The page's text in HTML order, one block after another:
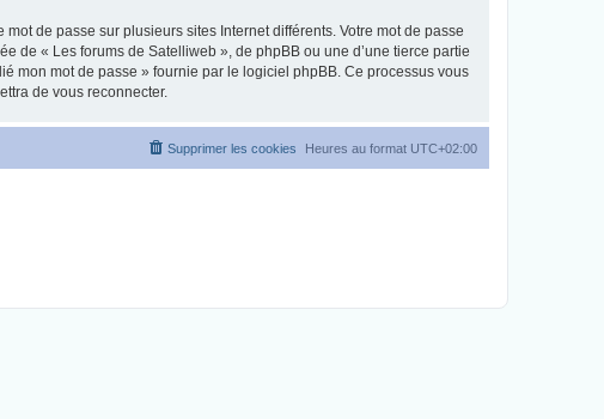
de passe sur plusieurs sites Internet différents. Votre mot de passe
de « Les forums de Satelliweb », de phpBB ou une d’une tierce partie
mon mot de passe » fournie par le logiciel phpBB. Ce processus vous
de vous reconnecter.
Heures au format UTC+02:00
Supprimer les cookies